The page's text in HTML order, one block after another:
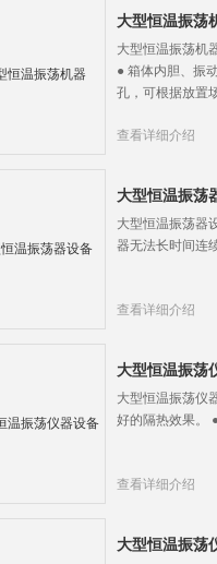
大型恒温振荡
大型恒温振荡机
● 箱体内胆、振
孔，可根据放置
查看详细介绍
大型恒温振荡
大型恒温振荡器
器无法长时间连
查看详细介绍
大型恒温振荡
大型恒温振荡仪
好的隔热效果。
查看详细介绍
大型恒温振荡